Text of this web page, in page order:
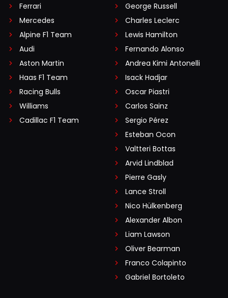
Ferrari
Mercedes
Alpine F1 Team
Audi
Aston Martin
Haas F1 Team
Racing Bulls
Williams
Cadillac F1 Team
George Russell
Charles Leclerc
Lewis Hamilton
Fernando Alonso
Andrea Kimi Antonelli
Isack Hadjar
Oscar Piastri
Carlos Sainz
Sergio Pérez
Esteban Ocon
Valtteri Bottas
Arvid Lindblad
Pierre Gasly
Lance Stroll
Nico Hülkenberg
Alexander Albon
Liam Lawson
Oliver Bearman
Franco Colapinto
Gabriel Bortoleto